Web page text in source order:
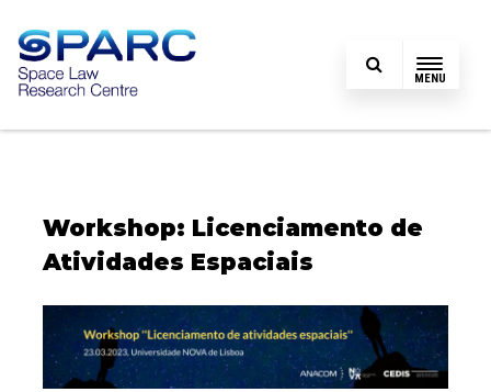
MENU
Workshop: Licenciamento de
Atividades Espaciais